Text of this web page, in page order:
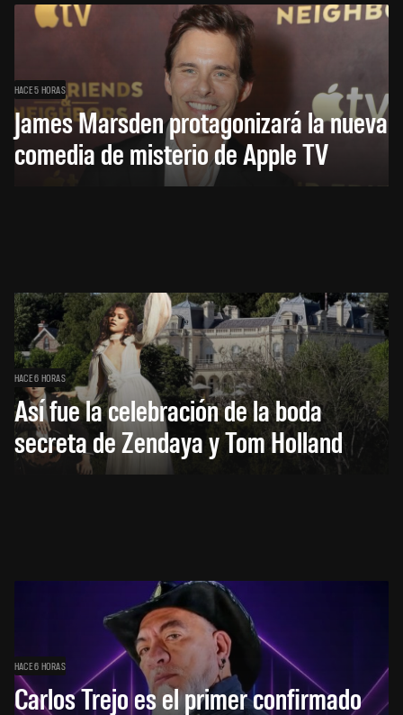
HACE 5 HORAS
James Marsden protagonizará la nueva
comedia de misterio de Apple TV
HACE 6 HORAS
Así fue la celebración de la boda
secreta de Zendaya y Tom Holland
HACE 6 HORAS
Carlos Trejo es el primer confirmado